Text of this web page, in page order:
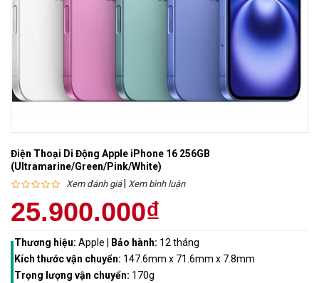
Điện Thoại Di Động Apple iPhone 16 256GB
(Ultramarine/Green/Pink/White)
Xem đánh giá| Xem bình luận
25.900.000₫
Thương hiệu: Apple Bảo hành: 12 tháng
Kích thước vận chuyển: 147.6mm x 71.6mm x 7.8mm
Trọng lượng vận chuyển: 170g